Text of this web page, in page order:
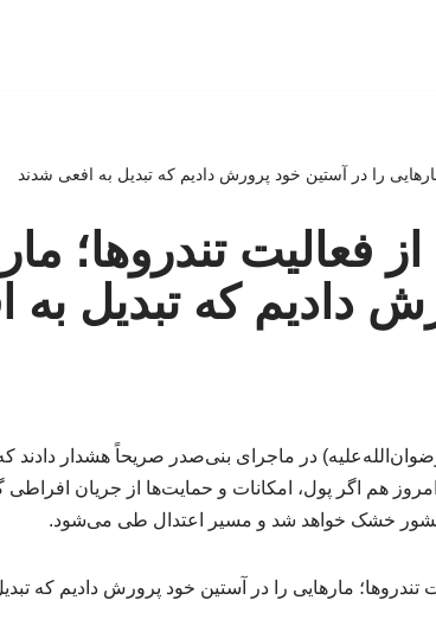
را در آستین خود پرورش دادیم که تبدیل به افعی شدند
فعالیت تندروها؛
دادیم که تبدیل
در ماجرای بنی‌صدر صریحاً هشدار دادند که
هم اگر پول، امکانات و حمایت‌ها از جریان افراطی
کشور خشک خواهد شد و مسیر اعتدال طی می‌شود.